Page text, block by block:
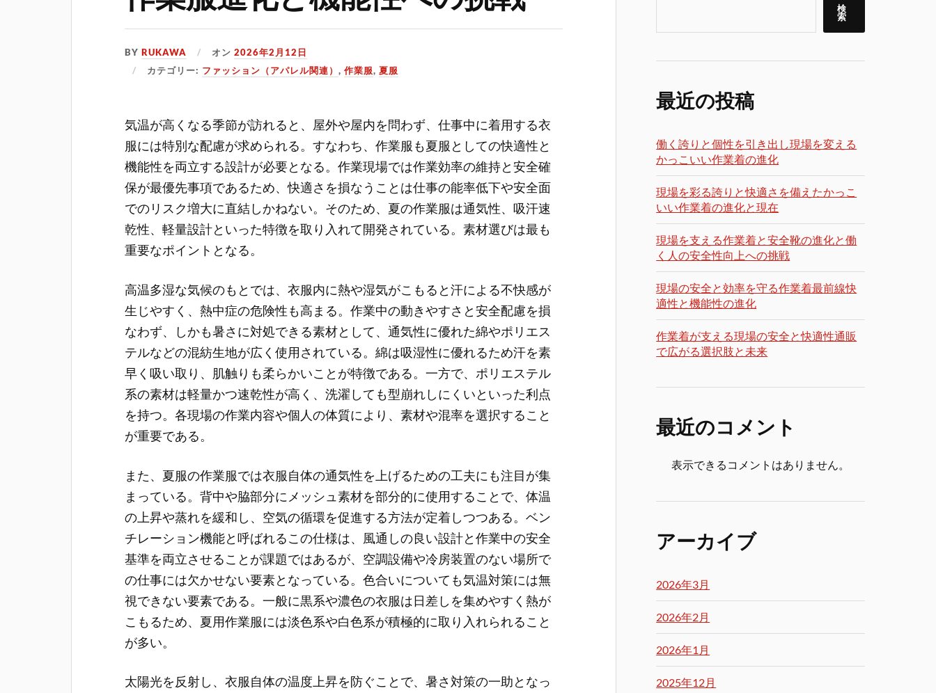
BYRUKAWA オン2026年2月12日
カテゴリー: ファッション（アパレル関連）,作業服,夏服
気温が高くなる季節が訪れると、屋外や屋内を問わず、仕事中に着用する衣
服には特別な配慮が求められる。すなわち、作業服も夏服としての快適性と
機能性を両立する設計が必要となる。作業現場では作業効率の維持と安全確
保が最優先事項であるため、快適さを損なうことは仕事の能率低下や安全面
でのリスク増大に直結しかねない。そのため、夏の作業服は通気性、吸汗速
乾性、軽量設計といった特徴を取り入れて開発されている。素材選びは最も
重要なポイントとなる。
高温多湿な気候のもとでは、衣服内に熱や湿気がこもると汗による不快感が
生じやすく、熱中症の危険性も高まる。作業中の動きやすさと安全配慮を損
なわず、しかも暑さに対処できる素材として、通気性に優れた綿やポリエス
テルなどの混紡生地が広く使用されている。綿は吸湿性に優れるため汗を素
早く吸い取り、肌触りも柔らかいことが特徴である。一方で、ポリエステル
系の素材は軽量かつ速乾性が高く、洗濯しても型崩れしにくいといった利点
を持つ。各現場の作業内容や個人の体質により、素材や混率を選択すること
が重要である。
また、夏服の作業服では衣服自体の通気性を上げるための工夫にも注目が集
まっている。背中や脇部分にメッシュ素材を部分的に使用することで、体温
の上昇や蒸れを緩和し、空気の循環を促進する方法が定着しつつある。ベン
チレーション機能と呼ばれるこの仕様は、風通しの良い設計と作業中の安全
基準を両立させることが課題ではあるが、空調設備や冷房装置のない場所で
の仕事には欠かせない要素となっている。色合いについても気温対策には無
視できない要素である。一般に黒系や濃色の衣服は日差しを集めやすく熱が
こもるため、夏用作業服には淡色系や白色系が積極的に取り入れられること
が多い。
太陽光を反射し、衣服自体の温度上昇を防ぐことで、暑さ対策の一助となっ
検
索
最近の投稿
働く誇りと個性を引き出し現場を変える
かっこいい作業着の進化
現場を彩る誇りと快適さを備えたかっこ
いい作業着の進化と現在
現場を支える作業着と安全靴の進化と働
く人の安全性向上への挑戦
現場の安全と効率を守る作業着最前線快
適性と機能性の進化
作業着が支える現場の安全と快適性通販
で広がる選択肢と未来
最近のコメント
表示できるコメントはありません。
アーカイブ
2026年3月
2026年2月
2026年1月
2025年12月